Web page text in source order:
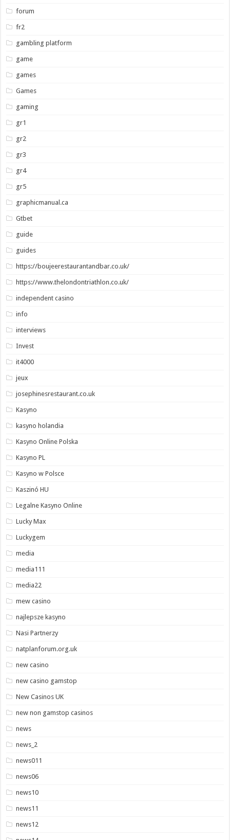
forum
fr2
gambling platform
game
games
Games
gaming
gr1
gr2
gr3
gr4
gr5
graphicmanual.ca
Gtbet
guide
guides
https://boujeerestaurantandbar.co.uk/
https://www.thelondontriathlon.co.uk/
independent casino
info
interviews
Invest
it4000
jeux
josephinesrestaurant.co.uk
Kasyno
kasyno holandia
Kasyno Online Polska
Kasyno PL
Kasyno w Polsce
Kaszinó HU
Legalne Kasyno Online
Lucky Max
Luckygem
media
media111
media22
mew casino
najlepsze kasyno
Nasi Partnerzy
natplanforum.org.uk
new casino
new casino gamstop
New Casinos UK
new non gamstop casinos
news
news_2
news011
news06
news10
news11
news12